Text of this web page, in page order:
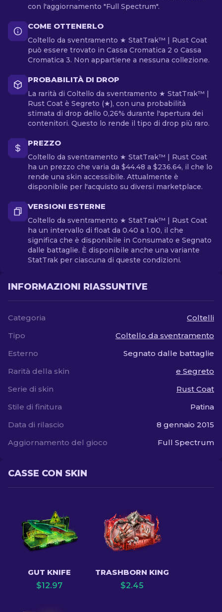
con l'aggiornamento "Full Spectrum".
COME OTTENERLO
Coltello da sventramento ★ StatTrak™ | Rust Coat
può essere trovato in Cassa Cromatica 2 o Cassa
Cromatica 3. Non appartiene a nessuna collezione.
PROBABILITÀ DI DROP
La rarità di Coltello da sventramento ★ StatTrak™ |
Rust Coat è Segreto (★), con una probabilità
stimata di drop dello 0,26% durante l'apertura dei
contenitori. Questo lo rende il tipo di drop più raro.
PREZZO
Coltello da sventramento ★ StatTrak™ | Rust Coat
ha un prezzo che varia da $44.48 a $236.64, il che lo
rende una skin accessibile. Attualmente è
disponibile per l'acquisto su diversi marketplace.
VERSIONI ESTERNE
Coltello da sventramento ★ StatTrak™ | Rust Coat
ha un intervallo di float da 0.40 a 1.00, il che
significa che è disponibile in Consumato e Segnato
dalle battaglie. È disponibile anche una variante
StatTrak per ciascuna di queste condizioni.
INFORMAZIONI RIASSUNTIVE
Categoria
Coltelli
Tipo
Coltello da sventramento
Esterno
Segnato dalle battaglie
Rarità della skin
e Segreto
Serie di skin
Rust Coat
Stile di finitura
Patina
Data di rilascio
8 gennaio 2015
Aggiornamento del gioco
Full Spectrum
CASSE CON SKIN
GUT KNIFE
$12.97
TRASHBORN KING
$2.45